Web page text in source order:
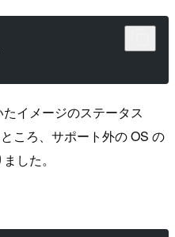
イメージのステータス
ころ、サポート外の OS の
した。